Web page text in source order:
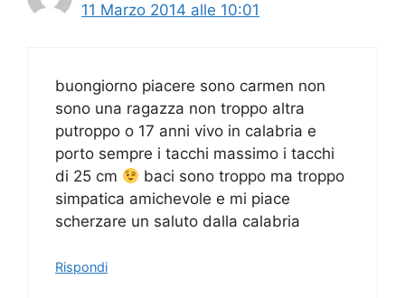
11 Marzo 2014 alle 10:01
buongiorno piacere sono carmen non
sono una ragazza non troppo altra
putroppo o 17 anni vivo in calabria e
porto sempre i tacchi massimo i tacchi
di 25 cm
baci sono troppo ma troppo
simpatica amichevole e mi piace
scherzare un saluto dalla calabria
Rispondi